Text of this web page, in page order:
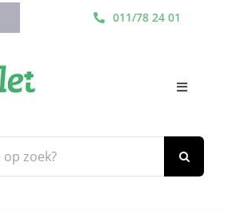
011/78 24 01
Toggle